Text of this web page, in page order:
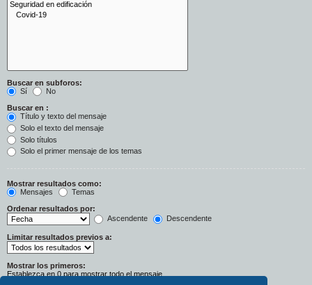
Buscar en subforos:
Sí
No
Buscar en :
Título y texto del mensaje
Solo el texto del mensaje
Solo títulos
Solo el primer mensaje de los temas
Mostrar resultados como:
Mensajes
Temas
Ordenar resultados por:
Ascendente
Descendente
Limitar resultados previos a:
Mostrar los primeros:
Establezca en 0 para mostrar todo el mensaje.